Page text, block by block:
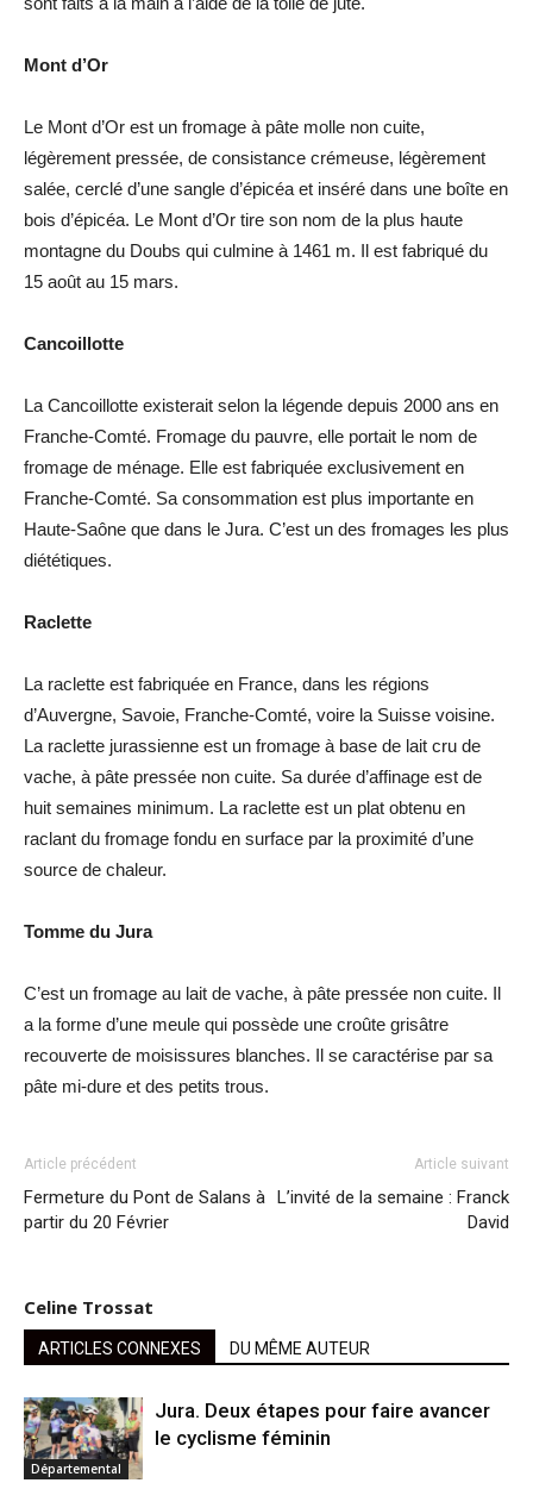
Mont d’Or
Le Mont d’Or est un fromage à pâte molle non cuite,
légèrement pressée, de consistance crémeuse, légèrement
salée, cerclé d’une sangle d’épicéa et inséré dans une boîte en
bois d’épicéa. Le Mont d’Or tire son nom de la plus haute
montagne du Doubs qui culmine à 1461 m. Il est fabriqué du
15 août au 15 mars.
Cancoillotte
La Cancoillotte existerait selon la légende depuis 2000 ans en
Franche-Comté. Fromage du pauvre, elle portait le nom de
fromage de ménage. Elle est fabriquée exclusivement en
Franche-Comté. Sa consommation est plus importante en
Haute-Saône que dans le Jura. C’est un des fromages les plus
diététiques.
Raclette
La raclette est fabriquée en France, dans les régions
d’Auvergne, Savoie, Franche-Comté, voire la Suisse voisine.
La raclette jurassienne est un fromage à base de lait cru de
vache, à pâte pressée non cuite. Sa durée d’affinage est de
huit semaines minimum. La raclette est un plat obtenu en
raclant du fromage fondu en surface par la proximité d’une
source de chaleur.
Tomme du Jura
C’est un fromage au lait de vache, à pâte pressée non cuite. Il
a la forme d’une meule qui possède une croûte grisâtre
recouverte de moisissures blanches. Il se caractérise par sa
pâte mi-dure et des petits trous.
Article précédent
Fermeture du Pont de Salans à
partir du 20 Février
Article suivant
L’invité de la semaine : Franck
David
Celine Trossat
ARTICLES CONNEXES DU MÊME AUTEUR
Départemental
Jura. Deux étapes pour faire avancer
le cyclisme féminin